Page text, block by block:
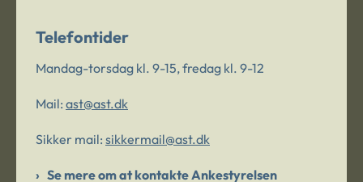
Telefontider
Mandag-torsdag kl. 9-15, fredag kl. 9-12
Mail: ast@ast.dk
Sikker mail: sikkermail@ast.dk
Se mere om at kontakte Ankestyrelsen